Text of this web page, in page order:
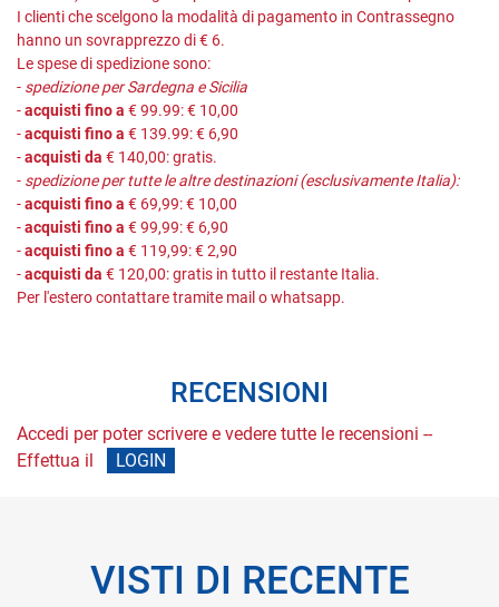
I clienti che scelgono la modalità di pagamento in Contrassegno
hanno un sovrapprezzo di € 6.
Le spese di spedizione sono:
- spedizione per Sardegna e Sicilia
-acquisti fino a € 99.99: € 10,00
-acquisti fino a € 139.99: € 6,90
-acquisti da € 140,00: gratis.
- spedizione per tutte le altre destinazioni (esclusivamente Italia):
-acquisti fino a € 69,99: € 10,00
-acquisti fino a € 99,99: € 6,90
-acquisti fino a € 119,99: € 2,90
-acquisti da € 120,00: gratis in tutto il restante Italia.
Per l'estero contattare tramite mail o whatsapp.
RECENSIONI
Accedi per poter scrivere e vedere tutte le recensioni --
Effettua il
LOGIN
VISTI DI RECENTE